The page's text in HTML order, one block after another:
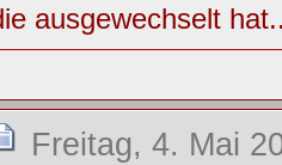
ausgewechselt
Freitag, 4. Mai